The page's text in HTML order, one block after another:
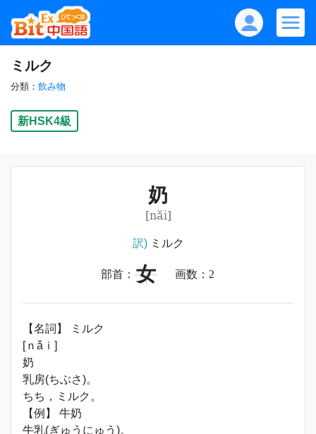
ミルク
分類： 飲み物
新HSK4級
奶
[nǎi]
訳)ミルク
部首： 女 画数： 2
【名詞】 ミルク
[ｎǎｉ]
奶
乳房(ちぶさ)。
ちち，ミルク。
【例】 牛奶
牛乳(ぎゅうにゅう)。